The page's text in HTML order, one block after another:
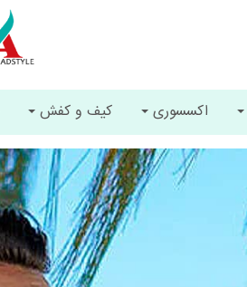
اکسسوری کیف و کفش